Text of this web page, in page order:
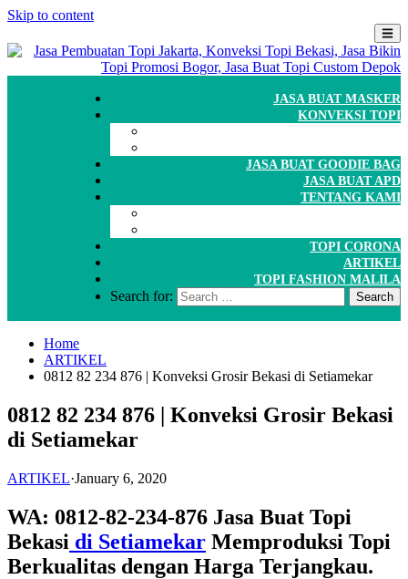
Skip to content
JASA BUAT MASKER
KONVEKSI TOPI
JASA BUAT GOODIE BAG
JASA BUAT APD
TENTANG KAMI
TOPI CORONA
ARTIKEL
TOPI FASHION MALILA
Search for:
Home
ARTIKEL
0812 82 234 876 | Konveksi Grosir Bekasi di Setiamekar
0812 82 234 876 | Konveksi Grosir Bekasi
di Setiamekar
ARTIKEL·January 6, 2020
WA: 0812-82-234-876 Jasa Buat Topi
Bekasi di Setiamekar Memproduksi Topi
Berkualitas dengan Harga Terjangkau.